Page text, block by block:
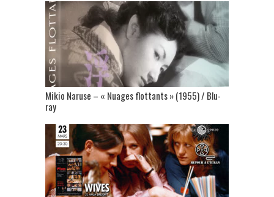
Mikio Naruse – « Nuages flottants » (1955) / Blu-
ray